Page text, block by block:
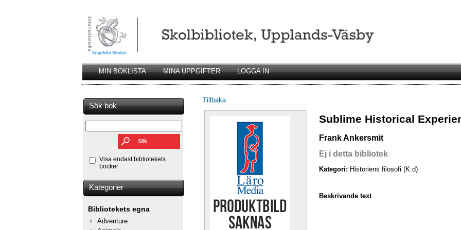
MIN BOKLISTA MINA UPPGIFTER LOGGA IN
Sök bok
Visa endast bibliotekets
böcker
Kategorier
Bibliotekets egna
+ Adventure
Tillbaka
Sublime Historical
Frank Ankersmit
Ej i detta bibliotek
Kategori: Historiens filosofi (K:d)
Beskrivande text